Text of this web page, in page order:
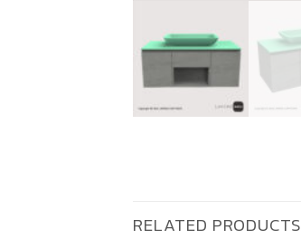
RELATED PRODUCTS